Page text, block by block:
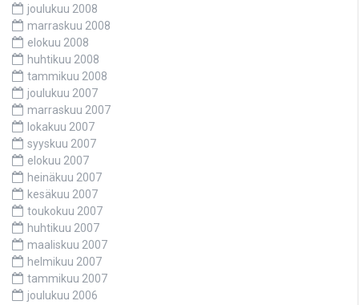
joulukuu 2008
marraskuu 2008
elokuu 2008
huhtikuu 2008
tammikuu 2008
joulukuu 2007
marraskuu 2007
lokakuu 2007
syyskuu 2007
elokuu 2007
heinäkuu 2007
kesäkuu 2007
toukokuu 2007
huhtikuu 2007
maaliskuu 2007
helmikuu 2007
tammikuu 2007
joulukuu 2006